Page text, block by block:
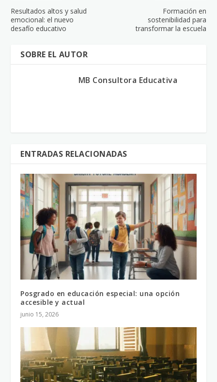
Resultados altos y salud
emocional: el nuevo
desafío educativo
Formación en
sostenibilidad para
transformar la escuela
SOBRE EL AUTOR
MB Consultora Educativa
ENTRADAS RELACIONADAS
Posgrado en educación especial: una opción
accesible y actual
junio 15, 2026